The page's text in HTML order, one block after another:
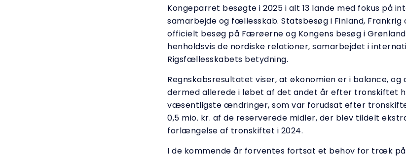
Kongeparret besøgte i 2025 i alt 13 lande med fokus på
samarbejde og fællesskab. Statsbesøg i Finland, Frankrig
officielt besøg på Færøerne og Kongens besøg i
henholdsvis de nordiske relationer, samarbejdet i
Rigsfællesskabets betydning.
Regnskabsresultatet viser, at økonomien er i balance, og
dermed allerede i løbet af det andet år efter tronskiftet
væsentligste ændringer, som var forudsat efter
0,5 mio. kr. af de reserverede midler, der blev tildelt
forlængelse af tronskiftet i 2024.
I de kommende år forventes fortsat et behov for træk